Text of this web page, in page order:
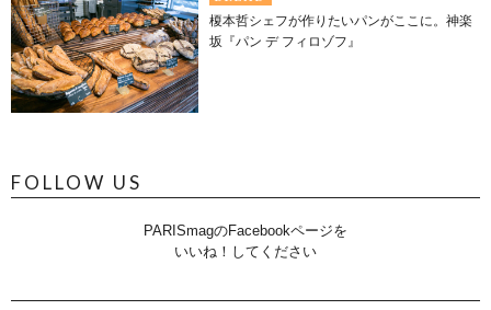
榎本哲シェフが作りたいパンがここに。神楽
坂『パン デ フィロゾフ』
FOLLOW US
PARISmagのFacebookページを
いいね！してください